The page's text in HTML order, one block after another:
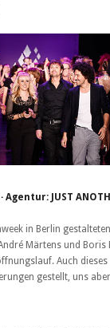
Agentur: JUST
in Berlin
Märtens und Boris
Auch
gestellt, uns